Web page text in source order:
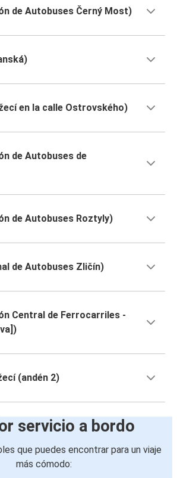
de Autobuses Černý Most)
en la calle Ostrovského)
de Autobuses de
de Autobuses Roztyly)
de Autobuses Zličín)
Central de Ferrocarriles -
(andén 2)
servicio a bordo
que puedes encontrar para un viaje
más cómodo: